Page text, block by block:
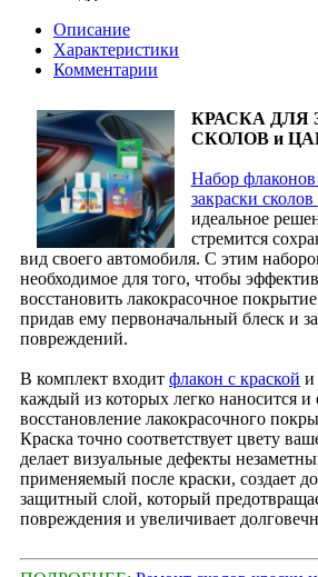
Описание
Характеристики
Комментарии
КРАСКА ДЛЯ
СКОЛОВ и
Набор флаконов
закраски
идеальное
стремится
вид своего автомобиля. С этим
необходимое для того, чтобы
восстановить лакокрасочное
придав ему первоначальный блеск и
повреждений.
В комплект входит флакон с краской и
каждый из которых легко наносится и
восстановление лакокрасочного
Краска точно соответствует цвету
делает визуальные дефекты
применяемый после краски, создает
защитный слой, который
повреждения и увеличивает